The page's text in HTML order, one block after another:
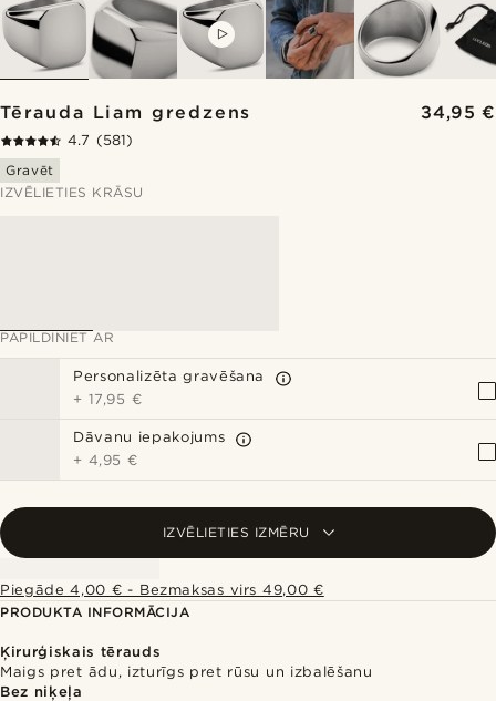
Tērauda Liam ​​gredzens 34,95 €
4.7 (581)
Gravēt
IZVĒLIETIES KRĀSU
PAPILDINIET AR
Personalizēta gravēšana
+ 17,95 €
Dāvanu iepakojums
+ 4,95 €
IZVĒLIETIES IZMĒRU
Piegāde 4,00 € - Bezmaksas virs 49,00 €
PRODUKTA INFORMĀCIJA
Ķirurģiskais tērauds
Maigs pret ādu, izturīgs pret rūsu un izbalēšanu
Bez niķeļa